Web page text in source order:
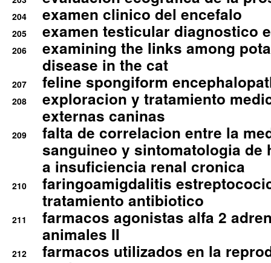
204 examen clinico del encefalo
205 examen testicular diagnostico
206
examining the links among
disease in the cat
207 feline spongiform
208
exploracion y tratamiento
externas caninas
209
falta de correlacion entre la
sanguineo y sintomatologia de
a insuficiencia renal cronica
210
faringoamigdalitis
tratamiento antibiotico
211
farmacos agonistas alfa 2
animales II
212
farmacos utilizados en la